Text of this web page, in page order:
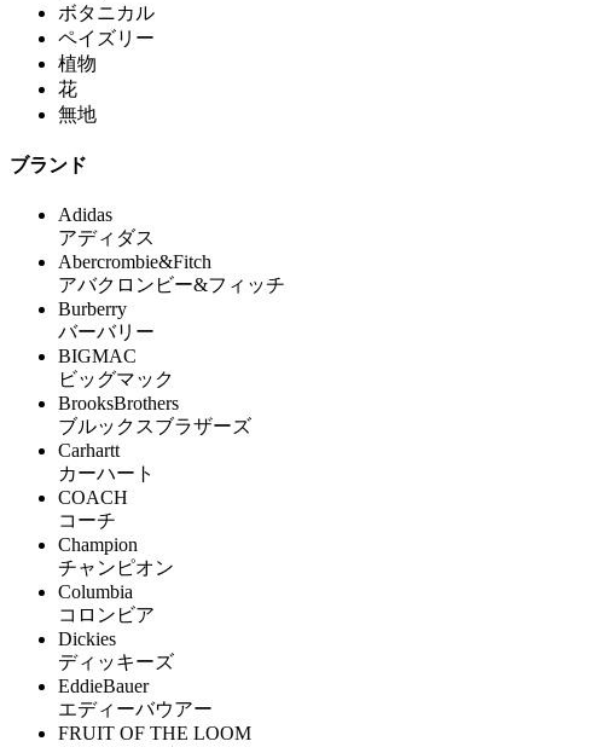
ボタニカル
ペイズリー
植物
花
無地
ブランド
Adidas
アディダス
Abercrombie&Fitch
アバクロンビー&フィッチ
Burberry
バーバリー
BIGMAC
ビッグマック
BrooksBrothers
ブルックスブラザーズ
Carhartt
カーハート
COACH
コーチ
Champion
チャンピオン
Columbia
コロンビア
Dickies
ディッキーズ
EddieBauer
エディーバウアー
FRUIT OF THE LOOM